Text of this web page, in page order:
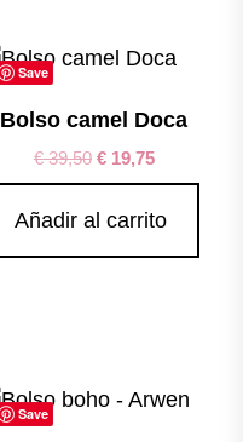
Save
Bolso camel Doca
€39,50 €19,75
Añadir al carrito
Save